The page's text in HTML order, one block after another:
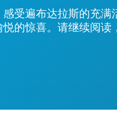
受遍布达拉斯的充满
的惊喜。请继续阅读